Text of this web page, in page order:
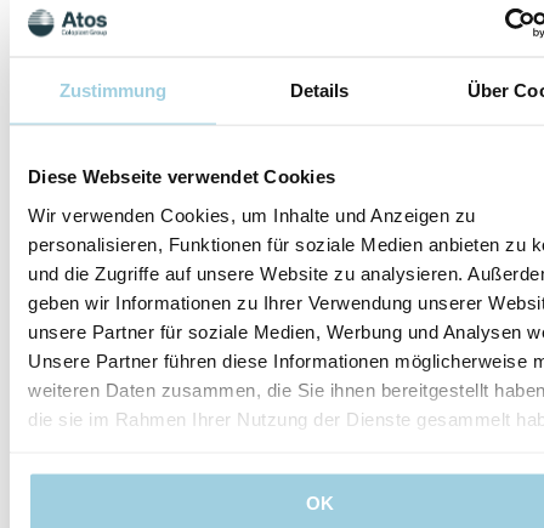
Zustimmung Details Über
Diese Webseite verwendet Cookies
Wir verwenden Cookies, um Inhalte und Anzeigen zu
personalisieren, Funktionen für soziale Medien anbieten zu
und die Zugriffe auf unsere Website zu analysieren.
geben wir Informationen zu Ihrer Verwendung unserer
unsere Partner für soziale Medien, Werbung und Analysen
Unsere Partner führen diese Informationen möglicherweise
weiteren Daten zusammen, die Sie ihnen bereitgestellt
die sie im Rahmen Ihrer Nutzung der Dienste gesammelt
OK
Ersatzvornahme Sofern
Gewährleistungsansprüche
nach Ablauf von zwei
Jahren nach der Lieferung
des Produkts.
Bestellte Produkte gelten
als verkauft und werden
nicht zurückgenommen,
ausser mit schriftlichem
Einverständnis. Es wird
eine Bearbeitungsgebühr